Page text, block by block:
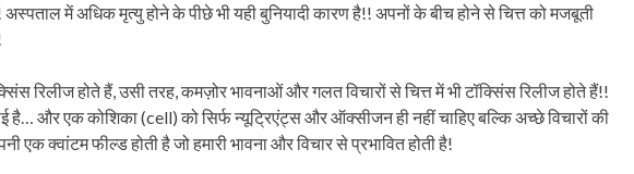
में अधिक मृत्यु होने के पीछे भी यही बुनियादी कारण है!! अपनों के बीच होने से चित्त को मजबूती
रिलीज होते हैं, उसी तरह, कमज़ोर भावनाओं और गलत विचारों से चित्त में भी टॉक्सिंस रिलीज होते हैं!!
है… और एक कोशिका (cell) को सिर्फ न्यूट्रिएंट्स और ऑक्सीजन ही नहीं चाहिए बल्कि अच्छे विचारों की
एक क्वांटम फील्ड होती है जो हमारी भावना और विचार से प्रभावित होती है!